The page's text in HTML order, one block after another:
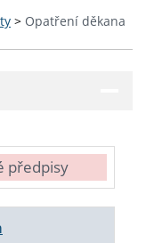
> Opatření děkana
předpisy